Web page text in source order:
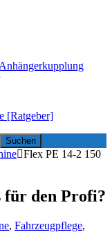
[Ratgeber]
Flex PE 14-2 150
für den Profi?
, Fahrzeugpflege,